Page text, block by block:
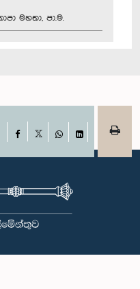
මහතා, පා.ම.
Facebook
WhatsAppLinkedIn